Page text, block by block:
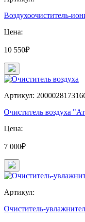
Воздухоочиститель-
Цена:
10 550₽
Артикул:
Очиститель воздуха
Цена:
7 000₽
Артикул:
Очиститель-